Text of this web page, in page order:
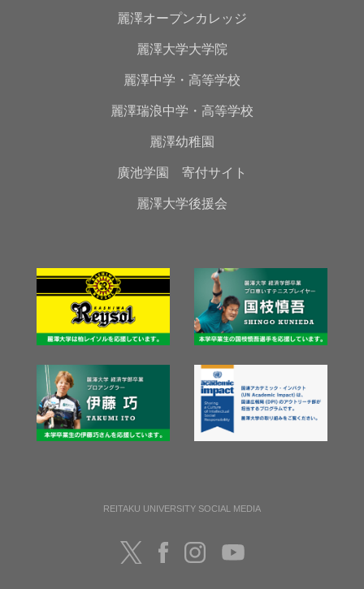
麗澤オープンカレッジ
麗澤大学大学院
麗澤中学・高等学校
麗澤瑞浪中学・高等学校
麗澤幼稚園
廣池学園 寄付サイト
麗澤大学後援会
REITAKU UNIVERSITY SOCIAL MEDIA